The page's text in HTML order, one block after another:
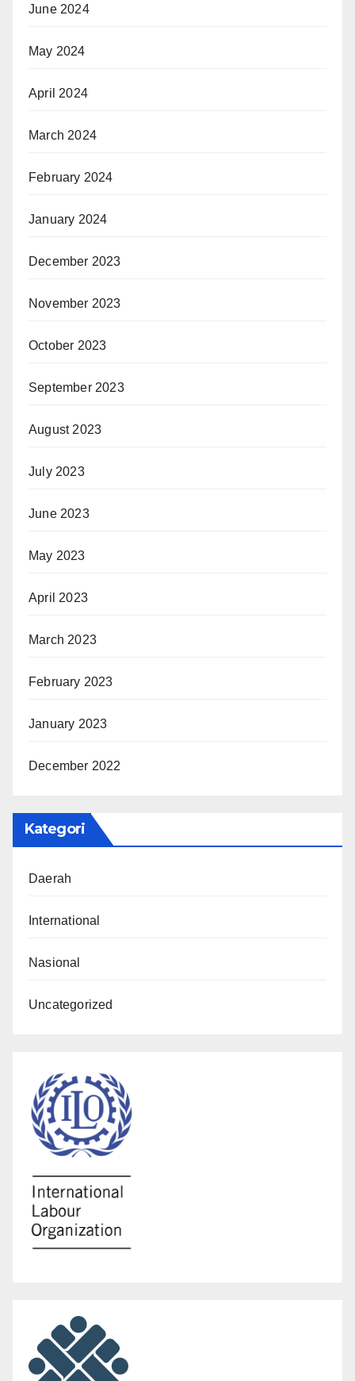
June 2024
May 2024
April 2024
March 2024
February 2024
January 2024
December 2023
November 2023
October 2023
September 2023
August 2023
July 2023
June 2023
May 2023
April 2023
March 2023
February 2023
January 2023
December 2022
Kategori
Daerah
International
Nasional
Uncategorized